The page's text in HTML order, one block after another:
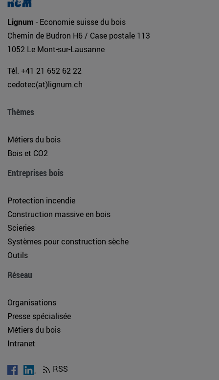
Lignum - Economie suisse du bois
Chemin de Budron H6 / Case postale 113
1052 Le Mont-sur-Lausanne
Tél. +41 21 652 62 22
cedotec(at)lignum.ch
Thèmes
Métiers du bois
Bois et CO2
Entreprises bois
Protection incendie
Construction massive en bois
Scieries
Systèmes pour construction sèche
Outils
Réseau
Organisations
Presse spécialisée
Métiers du bois
Intranet
RSS